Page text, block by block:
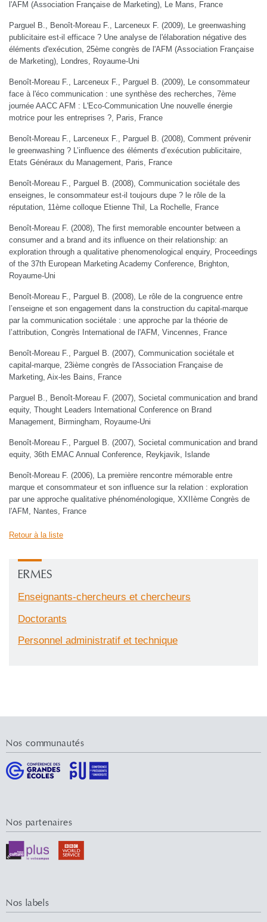
l'AFM (Association Française de Marketing), Le Mans, France
Parguel B., Benoît-Moreau F., Larceneux F. (2009), Le greenwashing
publicitaire est-il efficace ? Une analyse de l'élaboration négative des
éléments d'exécution, 25ème congrès de l'AFM (Association Française
de Marketing), Londres, Royaume-Uni
Benoît-Moreau F., Larceneux F., Parguel B. (2009), Le consommateur
face à l'éco communication : une synthèse des recherches, 7ème
journée AACC AFM : L'Eco-Communication Une nouvelle énergie
motrice pour les entreprises ?, Paris, France
Benoît-Moreau F., Larceneux F., Parguel B. (2008), Comment prévenir
le greenwashing ? L’influence des éléments d’exécution publicitaire,
Etats Généraux du Management, Paris, France
Benoît-Moreau F., Parguel B. (2008), Communication sociétale des
enseignes, le consommateur est-il toujours dupe ? le rôle de la
réputation, 11ème colloque Etienne Thil, La Rochelle, France
Benoît-Moreau F. (2008), The first memorable encounter between a
consumer and a brand and its influence on their relationship: an
exploration through a qualitative phenomenological enquiry, Proceedings
of the 37th European Marketing Academy Conference, Brighton,
Royaume-Uni
Benoît-Moreau F., Parguel B. (2008), Le rôle de la congruence entre
l’enseigne et son engagement dans la construction du capital-marque
par la communication sociétale : une approche par la théorie de
l’attribution, Congrès International de l'AFM, Vincennes, France
Benoît-Moreau F., Parguel B. (2007), Communication sociétale et
capital-marque, 23ième congrès de l'Association Française de
Marketing, Aix-les Bains, France
Parguel B., Benoît-Moreau F. (2007), Societal communication and brand
equity, Thought Leaders International Conference on Brand
Management, Birmingham, Royaume-Uni
Benoît-Moreau F., Parguel B. (2007), Societal communication and brand
equity, 36th EMAC Annual Conference, Reykjavik, Islande
Benoît-Moreau F. (2006), La première rencontre mémorable entre
marque et consommateur et son influence sur la relation : exploration
par une approche qualitative phénoménologique, XXIIème Congrès de
l'AFM, Nantes, France
Retour à la liste
ERMES
Enseignants-chercheurs et chercheurs
Doctorants
Personnel administratif et technique
Nos communautés
Nos partenaires
Nos labels